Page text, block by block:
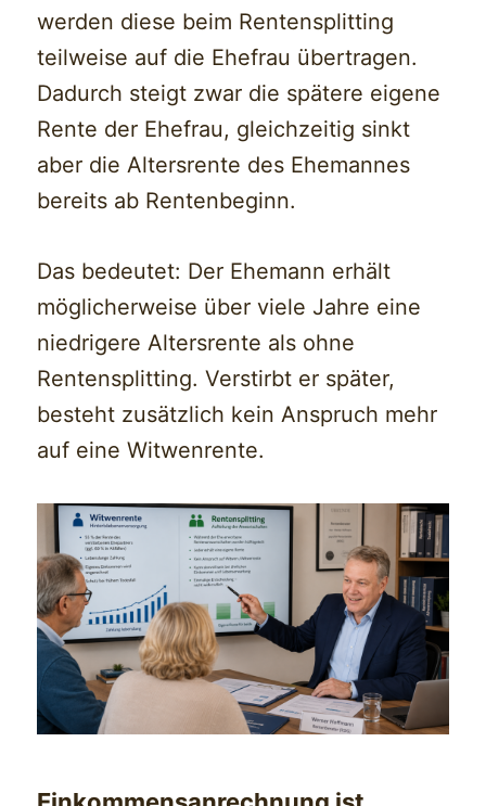
werden diese beim Rentensplitting
teilweise auf die Ehefrau übertragen.
Dadurch steigt zwar die spätere eigene
Rente der Ehefrau, gleichzeitig sinkt
aber die Altersrente des Ehemannes
bereits ab Rentenbeginn.
Das bedeutet: Der Ehemann erhält
möglicherweise über viele Jahre eine
niedrigere Altersrente als ohne
Rentensplitting. Verstirbt er später,
besteht zusätzlich kein Anspruch mehr
auf eine Witwenrente.